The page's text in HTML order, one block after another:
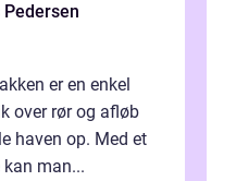
Pedersen
er en enkel
over rør og afløb
haven op. Med et
man...